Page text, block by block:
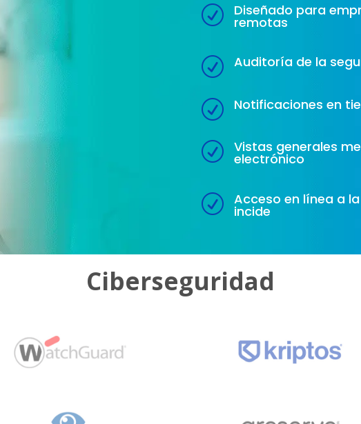
R Diseñado para
remotas
R Auditoría de la
R Notificaciones en
R Vistas generales
electrónico
R Acceso en línea a
incide
Ciberseguridad